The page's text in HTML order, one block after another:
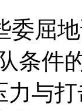
委屈
条件
力与